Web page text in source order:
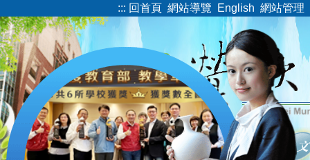
到
主
要
內
容
區
::: 回首頁 網站導覽 English 網站管理